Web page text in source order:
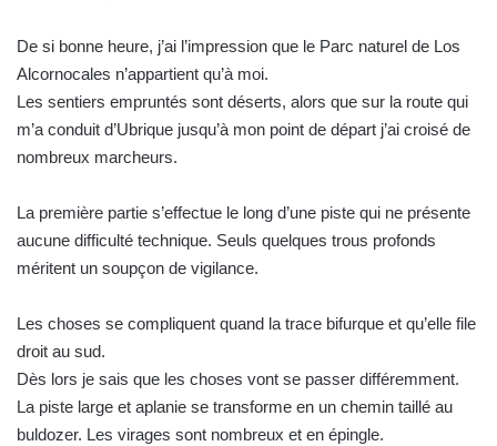
De si bonne heure, j’ai l’impression que le Parc naturel de Los
Alcornocales n’appartient qu’à moi.
Les sentiers empruntés sont déserts, alors que sur la route qui
m’a conduit d’Ubrique jusqu’à mon point de départ j’ai croisé de
nombreux marcheurs.
La première partie s’effectue le long d’une piste qui ne présente
aucune difficulté technique. Seuls quelques trous profonds
méritent un soupçon de vigilance.
Les choses se compliquent quand la trace bifurque et qu’elle file
droit au sud.
Dès lors je sais que les choses vont se passer différemment.
La piste large et aplanie se transforme en un chemin taillé au
buldozer. Les virages sont nombreux et en épingle.